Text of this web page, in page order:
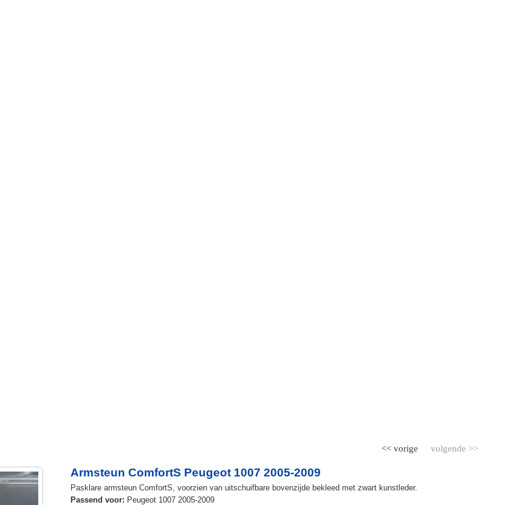
volgende >>
<< vorige
Armsteun ComfortS Peugeot 1007 2005-2009
Pasklare armsteun ComfortS, voorzien van uitschuifbare bovenzijde bekleed met zwart kunstleder.
Passend voor: Peugeot 1007 2005-2009